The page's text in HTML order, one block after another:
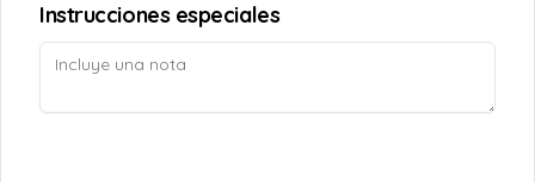
Pedir
Iniciar sesión
Instrucciones especiales